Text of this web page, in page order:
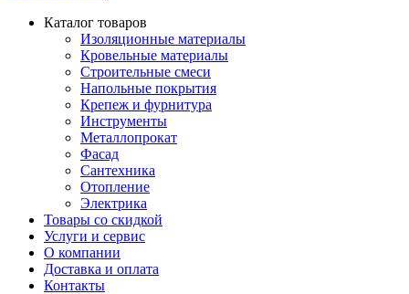
Каталог товаров
Изоляционные материалы
Кровельные материалы
Строительные смеси
Напольные покрытия
Крепеж и фурнитура
Инструменты
Металлопрокат
Фасад
Сантехника
Отопление
Электрика
Товары со скидкой
Услуги и сервис
О компании
Доставка и оплата
Контакты